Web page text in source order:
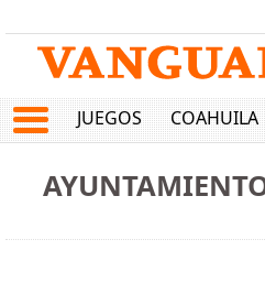
JUEGOS COAHUILA